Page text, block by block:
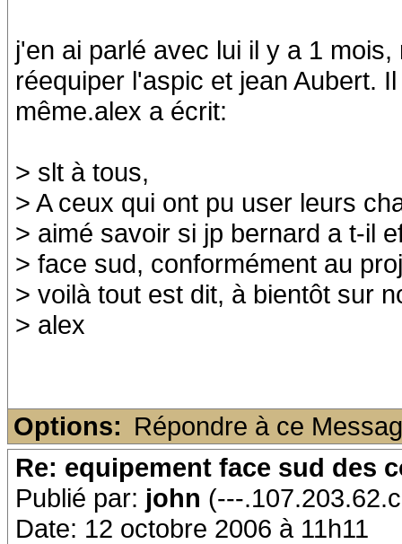
j'en ai parlé avec lui il y a 1
réequiper l'aspic et jean Aubert.
même.alex a écrit:
> slt à tous,
> A ceux qui ont pu user leurs
> aimé savoir si jp bernard a t-il
> face sud, conformément au
> voilà tout est dit, à bientôt sur
> alex
Options: Répondre à ce
Re: equipement face sud des
Publié par: john (---
Date: 12 octobre 2006 à 11h11